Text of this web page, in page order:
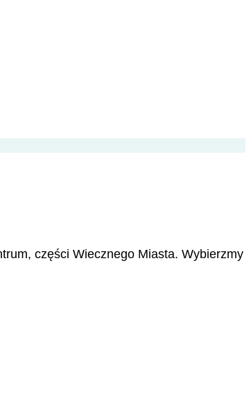
części Wiecznego Miasta. Wybierzmy